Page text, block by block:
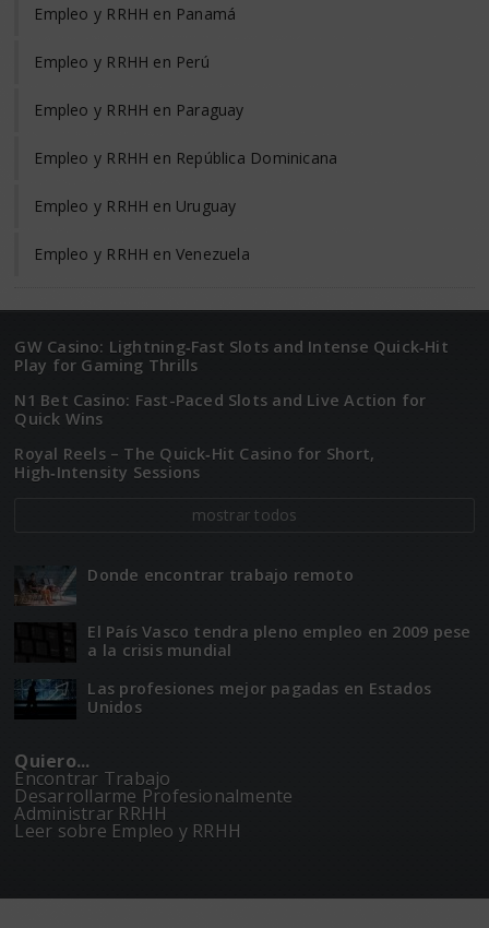
Empleo y RRHH en Panamá
Empleo y RRHH en Perú
Empleo y RRHH en Paraguay
Empleo y RRHH en República Dominicana
Empleo y RRHH en Uruguay
Empleo y RRHH en Venezuela
GW Casino: Lightning‑Fast Slots and Intense Quick‑Hit
Play for Gaming Thrills
N1 Bet Casino: Fast-Paced Slots and Live Action for
Quick Wins
Royal Reels – The Quick‑Hit Casino for Short,
High‑Intensity Sessions
mostrar todos
Donde encontrar trabajo remoto
El Paí­­s Vasco tendra pleno empleo en 2009 pese
a la crisis mundial
Las profesiones mejor pagadas en Estados
Unidos
Quiero...
Encontrar Trabajo
Desarrollarme Profesionalmente
Administrar RRHH
Leer sobre Empleo y RRHH